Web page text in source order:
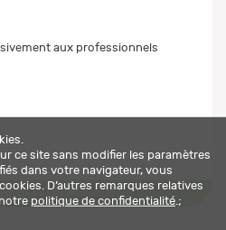
aux professionnels
ce site sans modifier les paramètres
dans votre navigateur, vous
D’autres remarques relatives
politique de confidentialité .;